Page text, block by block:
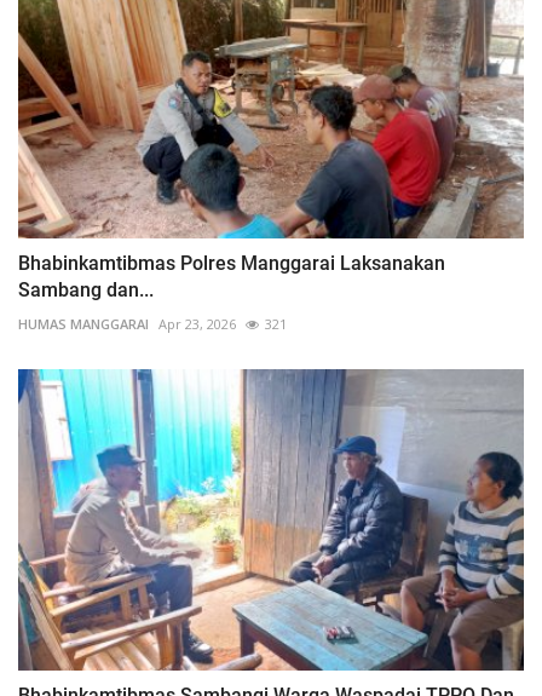
Bhabinkamtibmas Polres Manggarai Laksanakan
Sambang dan...
HUMAS MANGGARAI Apr 23, 2026 321